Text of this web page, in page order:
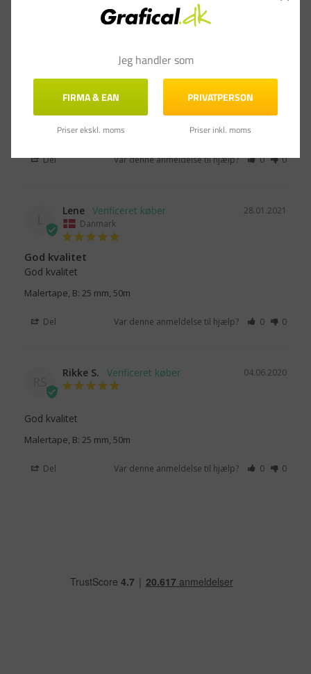
fin kvalitet
Malertape 25 mm - 50m
Del Var denne anmeldelse til hjælp? 0 0
28.01.2021
Lene
Danmark
God kvalitet
God kvalitet
Malertape, B: 25 mm, 50m
Del Var denne anmeldelse til hjælp? 0 0
04.06.2020
Rikke S.
God kvalitet
Malertape, B: 25 mm, 50m
Del Var denne anmeldelse til hjælp? 0 0
Jeg handler som
FIRMA & EAN
Priser ekskl. moms
PRIVATPERSON
Priser inkl. moms